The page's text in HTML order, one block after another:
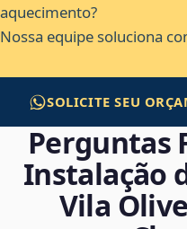
aquecimento?
Nossa equipe soluciona
SOLICITE SEU
Perguntas
Instalação
Vila